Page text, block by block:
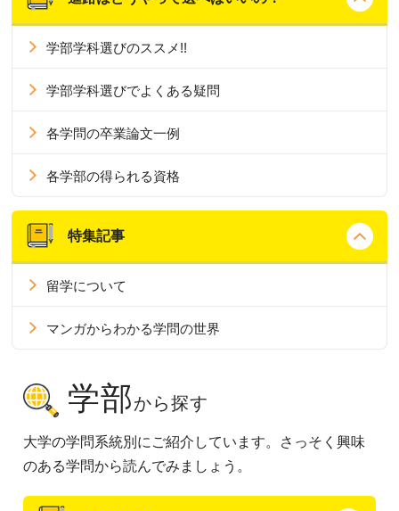
学部学科選びのススメ!!
学部学科選びでよくある疑問
各学問の卒業論文一例
各学部の得られる資格
特集記事
留学について
マンガからわかる学問の世界
学部から探す
大学の学問系統別にご紹介しています。さっそく興味
のある学問から読んでみましょう。